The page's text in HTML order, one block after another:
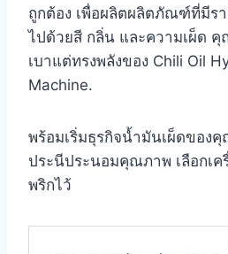
ถูกต้อง เพื่อผลิตผลิตภัณฑ์ที่มีร
ไปด้วยสี กลิ่น และความเผ็ด คุ
เบาแต่ทรงพลังของ Chili Oil
Machine.
พร้อมเริ่มธุรกิจน้ำมันเผ็ดของคุ
ประนีประนอมคุณภาพ เลือกเ
พริกไว้